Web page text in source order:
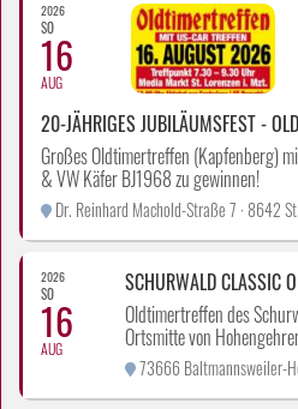
2026
SO
16
AUG
20-JÄHRIGES JUBILÄUMSFEST -
Großes Oldtimertreffen (Kapfenberg)
& VW Käfer BJ1968 zu gewinnen!
Dr. Reinhard Machold-Straße 7 · 8642
2026
SO
16
AUG
SCHURWALD CLASSIC
Oldtimertreffen des
Ortsmitte von
73666 Baltmannsweiler-